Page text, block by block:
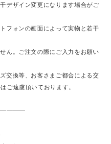
デザイン変更になります場合がご
フォンの画面によって実物と若干
ん。ご注文の際にご入力をお願い
交換等、お客さまご都合による交
ご遠慮頂いております。